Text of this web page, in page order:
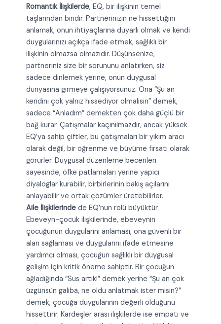
Romantik İlişkilerde, EQ, bir ilişkinin temel
taşlarından biridir. Partnerinizin ne hissettiğini
anlamak, onun ihtiyaçlarına duyarlı olmak ve kendi
duygularınızı açıkça ifade etmek, sağlıklı bir
ilişkinin olmazsa olmazıdır. Düşünsenize,
partneriniz size bir sorununu anlatırken, siz
sadece dinlemek yerine, onun duygusal
dünyasına girmeye çalışıyorsunuz. Ona “Şu an
kendini çok yalnız hissediyor olmalısın” demek,
sadece “Anladım” demekten çok daha güçlü bir
bağ kurar. Çatışmalar kaçınılmazdır, ancak yüksek
EQ’ya sahip çiftler, bu çatışmaları bir yıkım aracı
olarak değil, bir öğrenme ve büyüme fırsatı olarak
görürler. Duygusal düzenleme becerileri
sayesinde, öfke patlamaları yerine yapıcı
diyaloglar kurabilir, birbirlerinin bakış açılarını
anlayabilir ve ortak çözümler üretebilirler.
Aile İlişkilerindede EQ’nun rolü büyüktür.
Ebeveyn-çocuk ilişkilerinde, ebeveynin
çocuğunun duygularını anlaması, ona güvenli bir
alan sağlaması ve duygularını ifade etmesine
yardımcı olması, çocuğun sağlıklı bir duygusal
gelişim için kritik öneme sahiptir. Bir çocuğun
ağladığında “Sus artık!” demek yerine “Şu an çok
üzgünsün galiba, ne oldu anlatmak ister misin?”
demek, çocuğa duygularının değerli olduğunu
hissettirir. Kardeşler arası ilişkilerde ise empati ve